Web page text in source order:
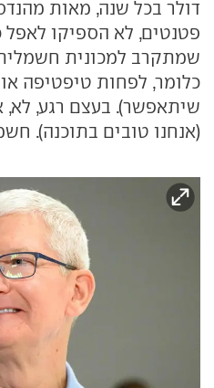
דולר בכל שנה, מאות
פטנטים, לא הספיקו לאפל
שמתקרב למכונית
כלומר, לפחות טיפטיפה
שיתאפשר). בעצם רגע, לא,
(אנחנו טובים בתוכנה).